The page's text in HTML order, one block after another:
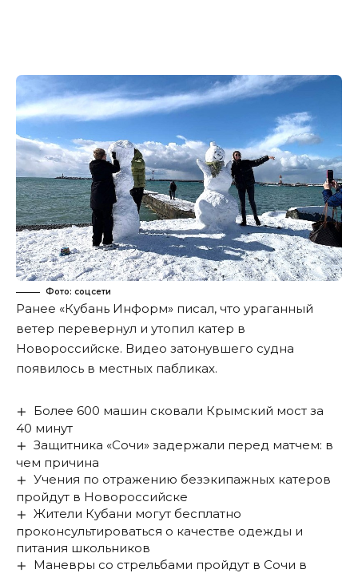
Фото: соцсети
Ранее «Кубань Информ» писал, что ураганный
ветер перевернул и утопил катер в
Новороссийске. Видео затонувшего судна
появилось в местных пабликах.
Более 600 машин сковали Крымский мост за
40 минут
Защитника «Сочи» задержали перед матчем: в
чем причина
Учения по отражению безэкипажных катеров
пройдут в Новороссийске
Жители Кубани могут бесплатно
проконсультироваться о качестве одежды и
питания школьников
Маневры со стрельбами пройдут в Сочи в